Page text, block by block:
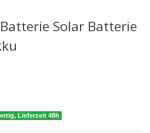
Solar Batterie
Lieferzeit 48h